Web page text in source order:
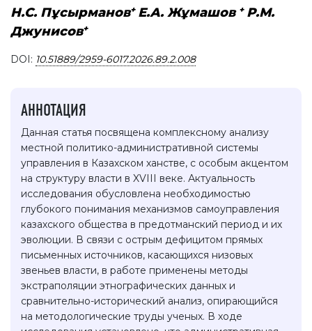
Н.С. Пұсырманов+ Е.А. Жұмашов + Р.М.
Джунисов+
DOI: 10.51889/2959-6017.2026.89.2.008
АННОТАЦИЯ
Данная статья посвящена комплексному анализу
местной политико-административной системы
управления в Казахском ханстве, с особым акцентом
на структуру власти в XVIII веке. Актуальность
исследования обусловлена необходимостью
глубокого понимания механизмов самоуправления
казахского общества в предотманский период и их
эволюции. В связи с острым дефицитом прямых
письменных источников, касающихся низовых
звеньев власти, в работе применены методы
экстраполяции этнографических данных и
сравнительно-исторический анализ, опирающийся
на методологические труды ученых. В ходе